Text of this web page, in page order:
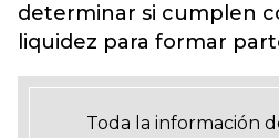
determinar si cumplen
liquidez para formar
Toda la información